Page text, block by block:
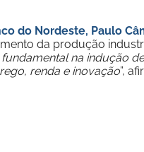
do Nordeste, Paulo
da produção
na indução
renda e inovação”,